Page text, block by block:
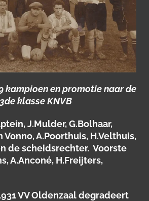
kampioen en promotie naar de
3de klasse KNVB
J.Mulder, G.Bolhaar,
Vonno, A.Poorthuis, H.Velthuis,
de scheidsrechter. Voorste
A.Anconé, H.Freijters,
VV Oldenzaal degradeert